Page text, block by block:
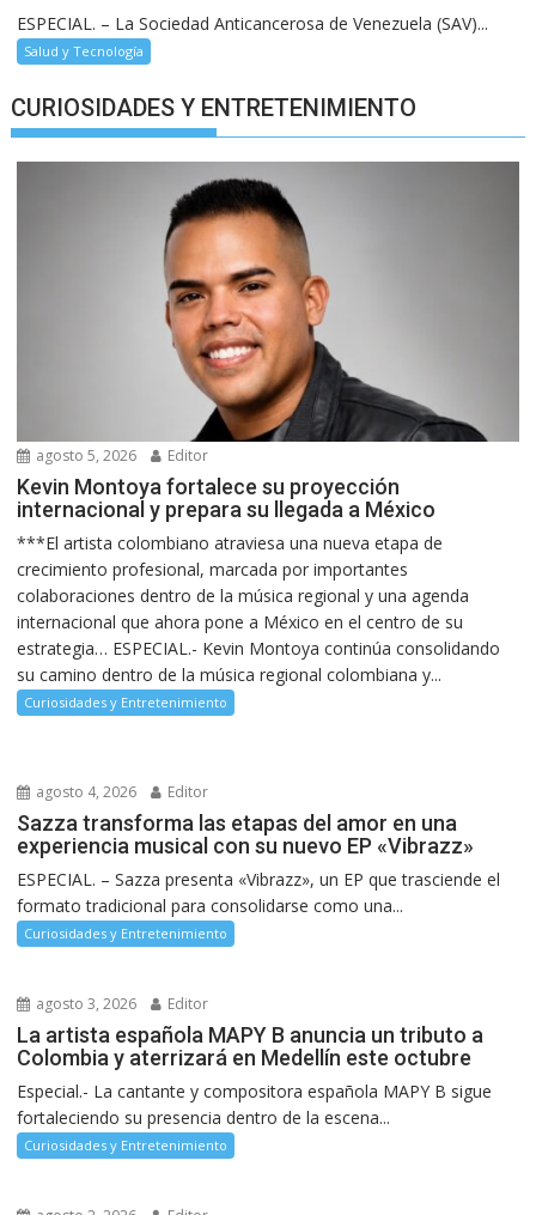
ESPECIAL. – La Sociedad Anticancerosa de Venezuela (SAV)...
Salud y Tecnología
CURIOSIDADES Y ENTRETENIMIENTO
agosto 5, 2026 Editor
Kevin Montoya fortalece su proyección
internacional y prepara su llegada a México
***El artista colombiano atraviesa una nueva etapa de
crecimiento profesional, marcada por importantes
colaboraciones dentro de la música regional y una agenda
internacional que ahora pone a México en el centro de su
estrategia… ESPECIAL.- Kevin Montoya continúa consolidando
su camino dentro de la música regional colombiana y...
Curiosidades y Entretenimiento
agosto 4, 2026 Editor
Sazza transforma las etapas del amor en una
experiencia musical con su nuevo EP «Vibrazz»
ESPECIAL. – Sazza presenta «Vibrazz», un EP que trasciende el
formato tradicional para consolidarse como una...
Curiosidades y Entretenimiento
agosto 3, 2026 Editor
La artista española MAPY B anuncia un tributo a
Colombia y aterrizará en Medellín este octubre
Especial.- La cantante y compositora española MAPY B sigue
fortaleciendo su presencia dentro de la escena...
Curiosidades y Entretenimiento